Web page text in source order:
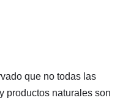
que no todas las
productos naturales son